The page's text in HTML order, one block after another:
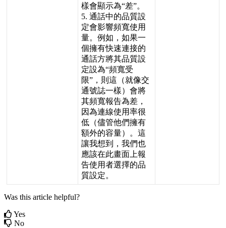
樣會顯示為“差”。
5. 通話中的品質設
定會影響頻寬使用
量。例如 ，如果一
個擁有快速連接的
通話方將其品質設
定設為“頻寬受
限” ， 則這 （就像交
通號誌一樣）會將
其頻寬報告為差 ，
因為連線使用率很
低 （儘管他們擁有
額外的容量） 。這
讓我想到 ，我們也
應該在此畫面 上報
告使用者選擇的品
質設定。
Was this article helpful?
Yes
No